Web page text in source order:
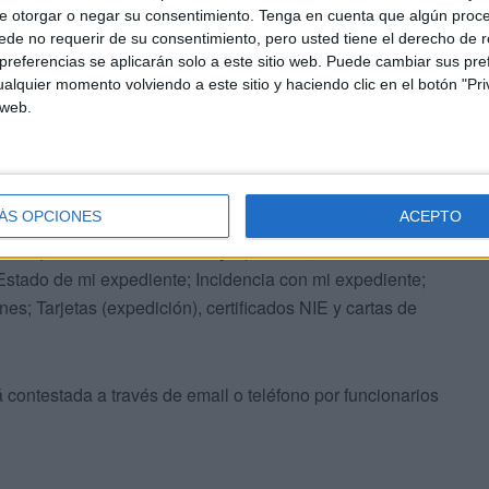
otorgar o negar su consentimiento. Tenga en cuenta que algún
no requerir de su consentimiento, pero usted tiene el derecho de
se aplicarán solo a este sitio web. Puede cambiar sus
momento volviendo a este sitio y haciendo clic en el botón
OPCIONES ACEPTO
que en primer lugar, en el formulario, el ciudadano
a la que va dirigida la consulta, siendo este
que se le ofrecen: Asilo y Apátridas; Ciudadanos de
de mi expediente; Incidencia con mi expediente;
Tarjetas (expedición), certificados NIE y cartas de
a través de email o teléfono por funcionarios